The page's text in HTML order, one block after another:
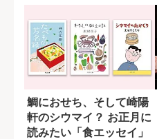
鯛におせち、そして崎陽
軒のシウマイ？ お正月に
読みたい「食エッセイ」